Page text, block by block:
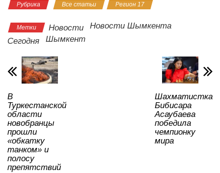
at
s
A
p
p
c
e
b
o
o
k
tt
er
n
o
e
gr
.R
u
и
ть
Рубрика Все статьи Регион 17
Метки Новости
Новости Шымкента
Сегодня
Шымкент
В
Туркестанской
области
новобранцы
прошли
«обкатку
танком» и
полосу
препятствий
Шахматистка
Бибисара
Асаубаева
победила
чемпионку
мира